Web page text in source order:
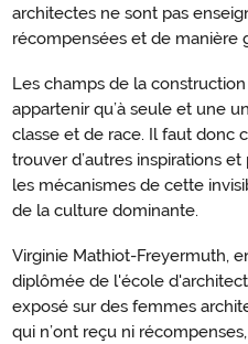
architectes ne sont pas
récompensées et de manière
Les champs de la
appartenir qu’à seule et une
classe et de race. Il faut donc
trouver d’autres inspirations
les mécanismes de cette
de la culture dominante.
Virginie Mathiot-Freyermuth,
diplômée de l'école
exposé sur des femmes
qui n’ont reçu ni